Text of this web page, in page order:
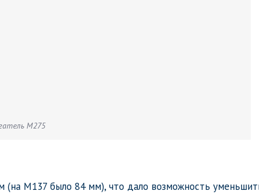
M275
M137 было 84 мм), что дало возможность